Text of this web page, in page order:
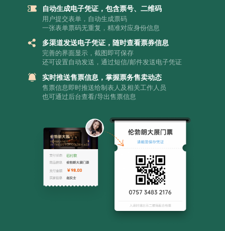
自动生成电子凭证，包含票号、二维码
用户提交表单，自动生成票码
一张表单票码无重复，精准对应身份信息
多渠道发送电子凭证，随时查看票券信息
完善的界面显示，截图即可保存
还可设置自动发送，通过短信/邮件发送电子凭证
实时推送售票信息，掌握票务售卖动态
售票信息即时推送给制表人及相关工作人员
也可通过后台查看/导出售票信息